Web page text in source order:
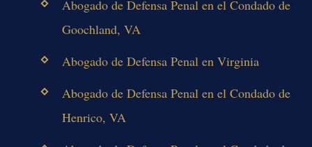
Abogado de Defensa Penal en el Condado de
Goochland, VA
Abogado de Defensa Penal en Virginia
Abogado de Defensa Penal en el Condado de
Henrico, VA